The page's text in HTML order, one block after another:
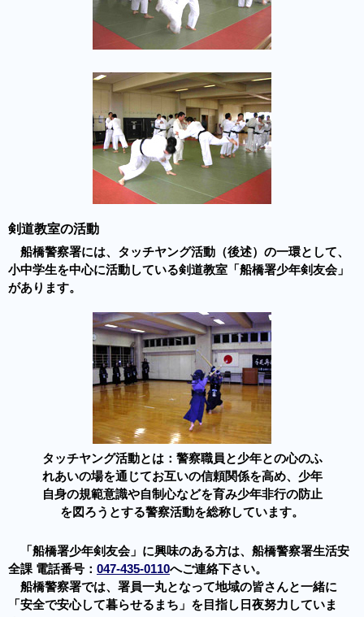
剣道教室の活動
船橋警察署には、タッチヤング活動（後述）の一環として、
小中学生を中心に活動している剣道教室「船橋署少年剣友会」
があります。
タッチヤング活動とは：警察職員と少年との心のふ
れあいの場を通じてお互いの信頼関係を高め、少年
自身の規範意識や自制心などを育み少年非行の防止
を図ろうとする警察活動を総称しています。
「船橋署少年剣友会」に興味のある方は、船橋警察署生活安
全課 電話番号： 047-435-0110へご連絡下さい。
船橋警察署では、署員一丸となって地域の皆さんと一緒に
「安全で安心して暮らせるまち」を目指し日夜努力していま